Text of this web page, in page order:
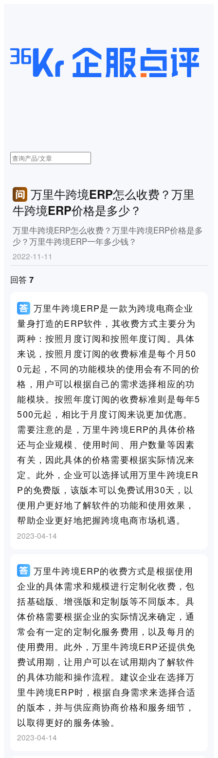
万里牛跨境ERP怎么收费？万里
牛跨境ERP价格是多少？
万里牛跨境ERP怎么收费？万里牛跨境ERP价格是多
少？万里牛跨境ERP一年多少钱？
2022-11-11
回答 7
万里牛跨境ERP是一款为跨境电商企业
量身打造的ERP软件，其收费方式主要分为
两种：按照月度订阅和按照年度订阅。具体
来说，按照月度订阅的收费标准是每个月50
0元起，不同的功能模块的使用会有不同的价
格，用户可以根据自己的需求选择相应的功
能模块。按照年度订阅的收费标准则是每年5
500元起，相比于月度订阅来说更加优惠。
需要注意的是，万里牛跨境ERP的具体价格
还与企业规模、使用时间、用户数量等因素
有关，因此具体的价格需要根据实际情况来
定。此外，企业可以选择试用万里牛跨境ER
P的免费版，该版本可以免费试用30天，以
便用户更好地了解软件的功能和使用效果，
帮助企业更好地把握跨境电商市场机遇。
2023-04-14
万里牛跨境ERP的收费方式是根据使用
企业的具体需求和规模进行定制化收费，包
括基础版、增强版和定制版等不同版本。具
体价格需要根据企业的实际情况来确定，通
常会有一定的定制化服务费用，以及每月的
使用费用。此外，万里牛跨境ERP还提供免
费试用期，让用户可以在试用期内了解软件
的具体功能和操作流程。建议企业在选择万
里牛跨境ERP时，根据自身需求来选择合适
的版本，并与供应商协商价格和服务细节，
以取得更好的服务体验。
2023-04-14